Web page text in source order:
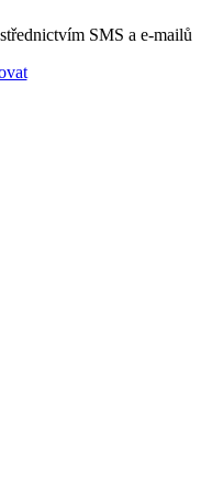
SMS a e-mailů